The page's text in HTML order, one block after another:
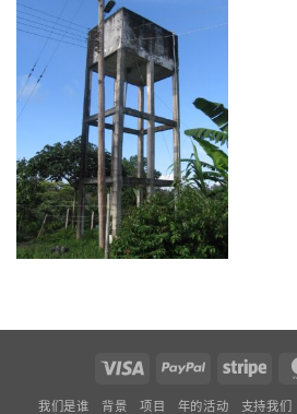
Visa PayPal Stripe
我们是谁 背景 项目 年的活动 支持我们